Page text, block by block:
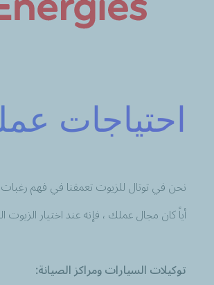
احتياجات
نحن في توتال للزيوت تعمقنا في فهم رغبات
أياً كان مجال عملك ، فإنه عند اختيار
توكيلات السيارات ومراكز الصيانة: